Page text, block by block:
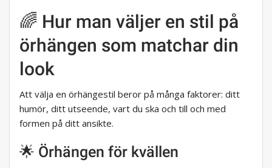
🌈 Hur man väljer en stil på
örhängen som matchar din
look
Att välja en örhängestil beror på många faktorer: ditt
humör, ditt utseende, vart du ska och till och med
formen på ditt ansikte.
🌟 Örhängen för kvällen